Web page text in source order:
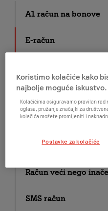
A1 račun na bonove
E-račun
Kako provjeriti
Moj prvi račun
Pojedini dijelovi
Račun veći nego inače
SMS račun
Koristimo kolačiće kako
najbolje moguće iskustvo.
Kolačićima osiguravamo pravilan
oglasa, pružanje značajki za
kolačića možete promijeniti i
Postavke za kolačiće